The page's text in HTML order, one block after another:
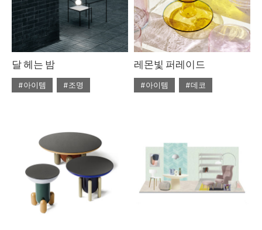
#펌리빙
달 헤는 밤
#아이템
#조명
#조명 디자인
#테이블
#트렌드
레몬빛 퍼레이드
#아이템
#데코
#에르메스
#테이블
#토즈
#패션